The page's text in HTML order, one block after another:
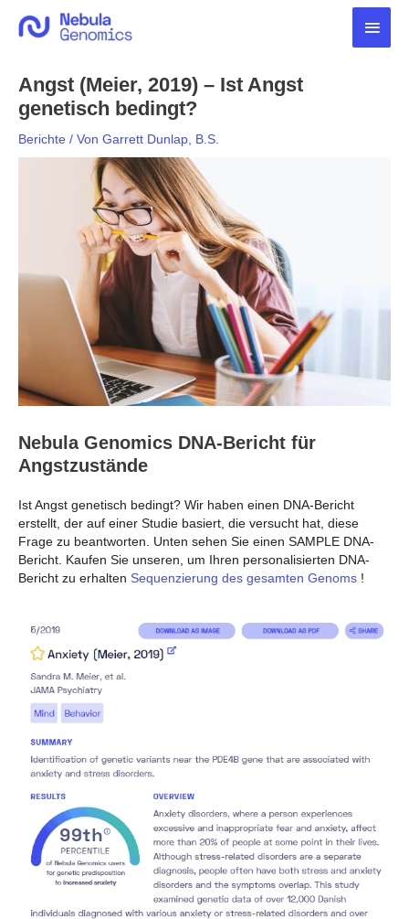
Inhalt
Angst (Meier, 2019) – Ist Angst
genetisch bedingt?
Berichte / Von Garrett Dunlap, B.S.
Nebula Genomics DNA-Bericht für
Angstzustände
Ist Angst genetisch bedingt? Wir haben einen DNA-Bericht
erstellt, der auf einer Studie basiert, die versucht hat, diese
Frage zu beantworten. Unten sehen Sie einen SAMPLE DNA-
Bericht. Kaufen Sie unseren, um Ihren personalisierten DNA-
Bericht zu erhalten Sequenzierung des gesamten Genoms !